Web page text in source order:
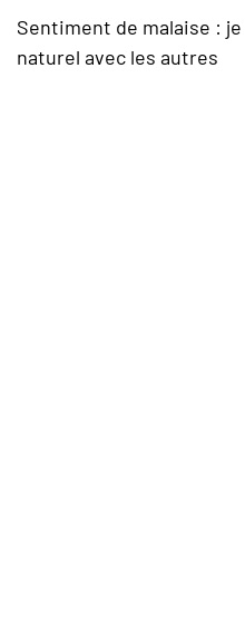
Sentiment de malaise :
naturel avec les autres